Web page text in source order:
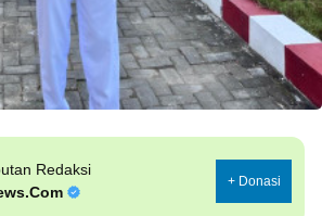
Redaksi
+ Donasi